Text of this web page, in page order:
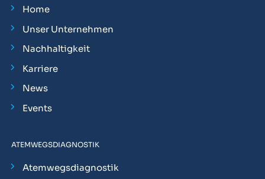
Home
Unser Unternehmen
Nachhaltigkeit
Karriere
News
Events
ATEMWEGSDIAGNOSTIK
Atemwegsdiagnostik